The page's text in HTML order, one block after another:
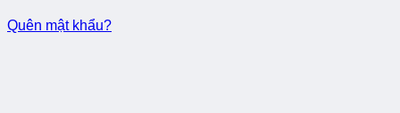
Quên mật khẩu?